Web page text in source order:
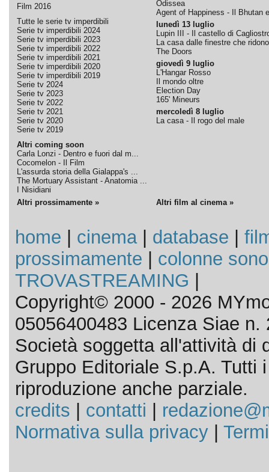
Film 2016
Tutte le serie tv imperdibili
Serie tv imperdibili 2024
Serie tv imperdibili 2023
Serie tv imperdibili 2022
Serie tv imperdibili 2021
Serie tv imperdibili 2020
Serie tv imperdibili 2019
Serie tv 2024
Serie tv 2023
Serie tv 2022
Serie tv 2021
Serie tv 2020
Serie tv 2019
Altri coming soon
Carla Lonzi - Dentro e fuori dal m...
Cocomelon - Il Film
L'assurda storia della Gialappa's ...
The Mortuary Assistant - Anatomia ...
I Nisidiani
Odissea
Agent of Happiness - Il Bhutan
lunedì 13 luglio
Lupin III - Il castello di
La casa dalle finestre che ridono
The Doors
giovedì 9 luglio
L'Hangar Rosso
Il mondo oltre
Election Day
165' Mineurs
mercoledì 8 luglio
La casa - Il rogo del male
Altri prossimamente » Altri film al cinema »
home cinema| database
prossimamente
colonne
TROVASTREAMING
Copyright© 2000 - 2026
05056400483 Licenza Siae n.
Società soggetta all'attività di
Gruppo Editoriale S.p.A. Tutti
riproduzione anche parziale.
credits
contatti
Normativa sulla privacy|